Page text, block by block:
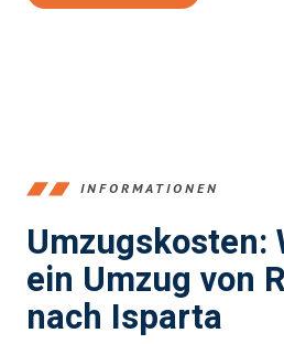
INFORMATIONEN
Umzugskosten:
ein Umzug von
nach Isparta